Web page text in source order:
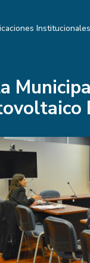
Institucionales